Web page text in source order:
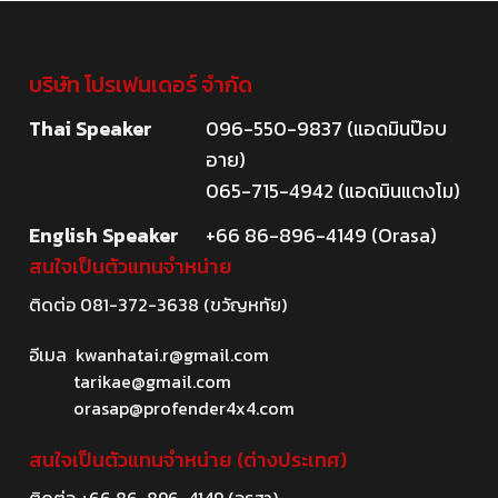
บริษัท โปรเฟนเดอร์ จำกัด
Thai Speaker
096-550-9837 (แอดมินป๊อบ
อาย)
065-715-4942 (แอดมินแตงโม)
English Speaker
+66 86-896-4149 (Orasa)
สนใจเป็นตัวแทนจำหน่าย
ติดต่อ 081-372-3638 (ขวัญหทัย)
อีเมล kwanhatai.r@gmail.com
tarikae@gmail.com
orasap@profender4x4.com
สนใจเป็นตัวแทนจำหน่าย (ต่างประเทศ)